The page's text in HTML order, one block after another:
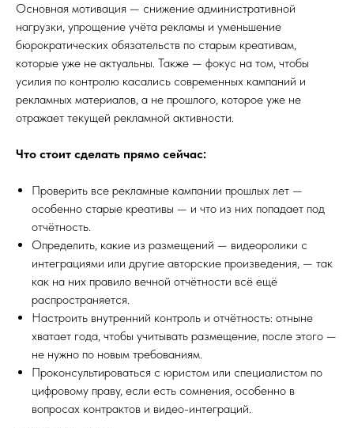
Основная мотивация — снижение административной
нагрузки, упрощение учёта рекламы и уменьшение
бюрократических обязательств по старым креативам,
которые уже не актуальны. Также — фокус на том, чтобы
усилия по контролю касались современных кампаний и
рекламных материалов, а не прошлого, которое уже не
отражает текущей рекламной активности.
Что стоит сделать прямо сейчас:
Проверить все рекламные кампании прошлых лет —
особенно старые креативы — и что из них попадает под
отчётность.
Определить, какие из размещений — видеоролики с
интеграциями или другие авторские произведения, — так
как на них правило вечной отчётности всё ещё
распространяется.
Настроить внутренний контроль и отчётность: отныне
хватает года, чтобы учитывать размещение, после этого —
не нужно по новым требованиям.
Проконсультироваться с юристом или специалистом по
цифровому праву, если есть сомнения, особенно в
вопросах контрактов и видео-интеграций.